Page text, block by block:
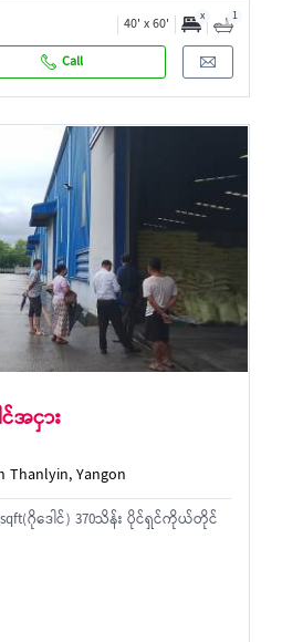
40' x 60' x 1
Call
အငှား
Yangon
ဂိုဒေါင်) 370သိန်း ပိုင်ရှင်ကိုယ်တိုင်